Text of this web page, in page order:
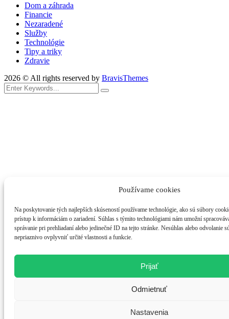
Používame cookies
Na poskytovanie tých najlepších skúseností používame technológie, ako sú súbory
prístup k informáciám o zariadení. Súhlas s týmito technológiami nám umožní
správanie pri prehliadaní alebo jedinečné ID na tejto stránke. Nesúhlas alebo odvolanie
nepriaznivo ovplyvniť určité vlastnosti a funkcie.
Prijať
Odmietnuť
Nastavenia
Dom a záhrada
Financie
Nezaradené
Služby
Technológie
Tipy a triky
Zdravie
2026 © All rights reserved by BravisThemes